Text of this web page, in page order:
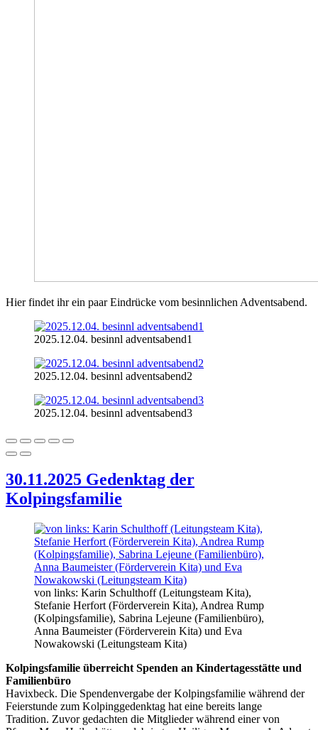
Hier findet ihr ein paar Eindrücke vom besinnlichen Adventsabend.
2025.12.04. besinnl adventsabend1
2025.12.04. besinnl adventsabend2
2025.12.04. besinnl adventsabend3
30.11.2025 Gedenktag der
Kolpingsfamilie
von links: Karin Schulthoff (Leitungsteam Kita),
Stefanie Herfort (Förderverein Kita), Andrea Rump
(Kolpingsfamilie), Sabrina Lejeune (Familienbüro),
Anna Baumeister (Förderverein Kita) und Eva
Nowakowski (Leitungsteam Kita)
Kolpingsfamilie überreicht Spenden an Kindertagesstätte und
Familienbüro
Havixbeck. Die Spendenvergabe der Kolpingsfamilie während der
Feierstunde zum Kolpinggedenktag hat eine bereits lange
Tradition. Zuvor gedachten die Mitglieder während einer von